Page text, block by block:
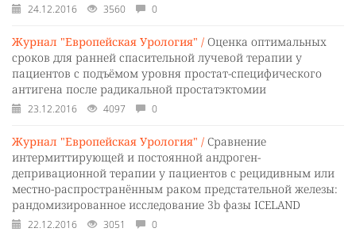
24.12.2016 3560 0
Журнал "Европейская Урология" / Оценка оптимальных
сроков для ранней спасительной лучевой терапии у
пациентов с подъёмом уровня простат-специфического
антигена после радикальной простатэктомии
23.12.2016 4097 0
Журнал "Европейская Урология" / Сравнение
интермиттирующей и постоянной андроген-
депривационной терапии у пациентов с рецидивным или
местно-распространённым раком предстательной железы:
рандомизированное исследование 3b фазы ICELAND
22.12.2016 3051 0